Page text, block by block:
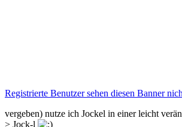
Registrierte Benutzer sehen diesen Banner
vergeben) nutze ich Jockel in einer leicht
> Jock-l